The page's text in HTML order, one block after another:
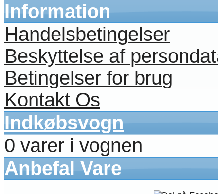
Information
Handelsbetingelser
Beskyttelse af
Betingelser for brug
Kontakt Os
Indkøbsvogn
0 varer i vognen
Anbefal Vare